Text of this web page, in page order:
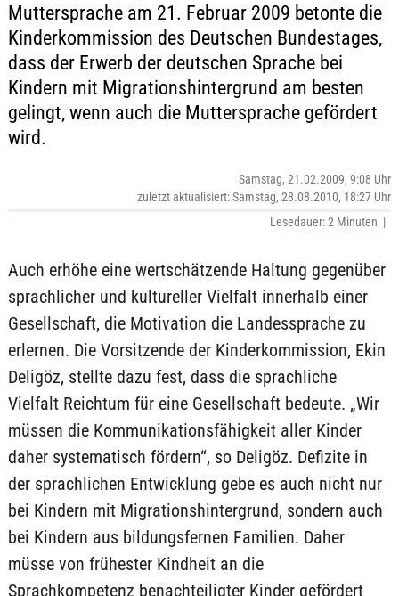
Muttersprache am 21. Februar 2009 betonte die
Kinderkommission des Deutschen Bundestages,
dass der Erwerb der deutschen Sprache bei
Kindern mit Migrationshintergrund am besten
gelingt, wenn auch die Muttersprache gefördert
wird.
Samstag, 21.02.2009, 9:08 Uhr
zuletzt aktualisiert: Samstag, 28.08.2010, 18:27 Uhr
Lesedauer: 2 Minuten |
Auch erhöhe eine wertschätzende Haltung gegenüber
sprachlicher und kultureller Vielfalt innerhalb einer
Gesellschaft, die Motivation die Landessprache zu
erlernen. Die Vorsitzende der Kinderkommission, Ekin
Deligöz, stellte dazu fest, dass die sprachliche
Vielfalt Reichtum für eine Gesellschaft bedeute. „Wir
müssen die Kommunikationsfähigkeit aller Kinder
daher systematisch fördern“, so Deligöz. Defizite in
der sprachlichen Entwicklung gebe es auch nicht nur
bei Kindern mit Migrationshintergrund, sondern auch
bei Kindern aus bildungsfernen Familien. Daher
müsse von frühester Kindheit an die
Sprachkompetenz benachteiligter Kinder gefördert